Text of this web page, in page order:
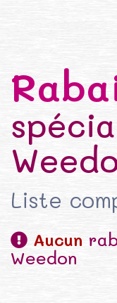
Liste
Aucun
Weedon